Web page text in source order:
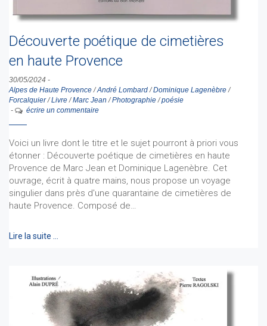
Découverte poétique de cimetières
en haute Provence
30/05/2024 -
Alpes de Haute Provence/André Lombard/Dominique Lagenèbre/
Forcalquier/Livre/Marc Jean /Photographie/poésie
-
écrire un commentaire
Voici un livre dont le titre et le sujet pourront à priori vous
étonner : Découverte poétique de cimetières en haute
Provence de Marc Jean et Dominique Lagenèbre. Cet
ouvrage, écrit à quatre mains, nous propose un voyage
singulier dans près d'une quarantaine de cimetières de
haute Provence. Composé de…
Lire la suite …